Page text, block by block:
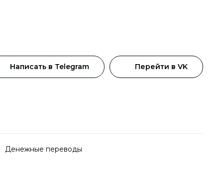
Написать в Telegram Перейти в VK
Денежные переводы